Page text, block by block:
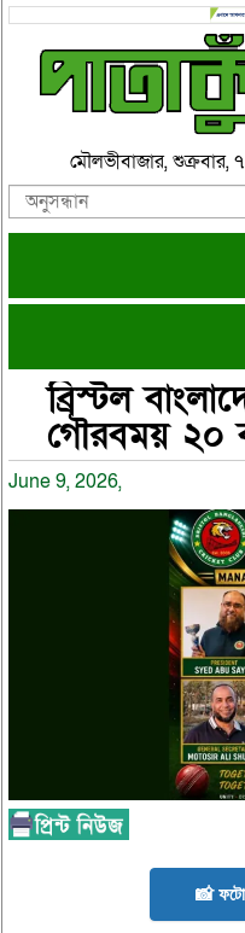
মৌলভীবাজার,
ব্রিস্টল
গৌরবময় ২০
June 9, 2026,
📸